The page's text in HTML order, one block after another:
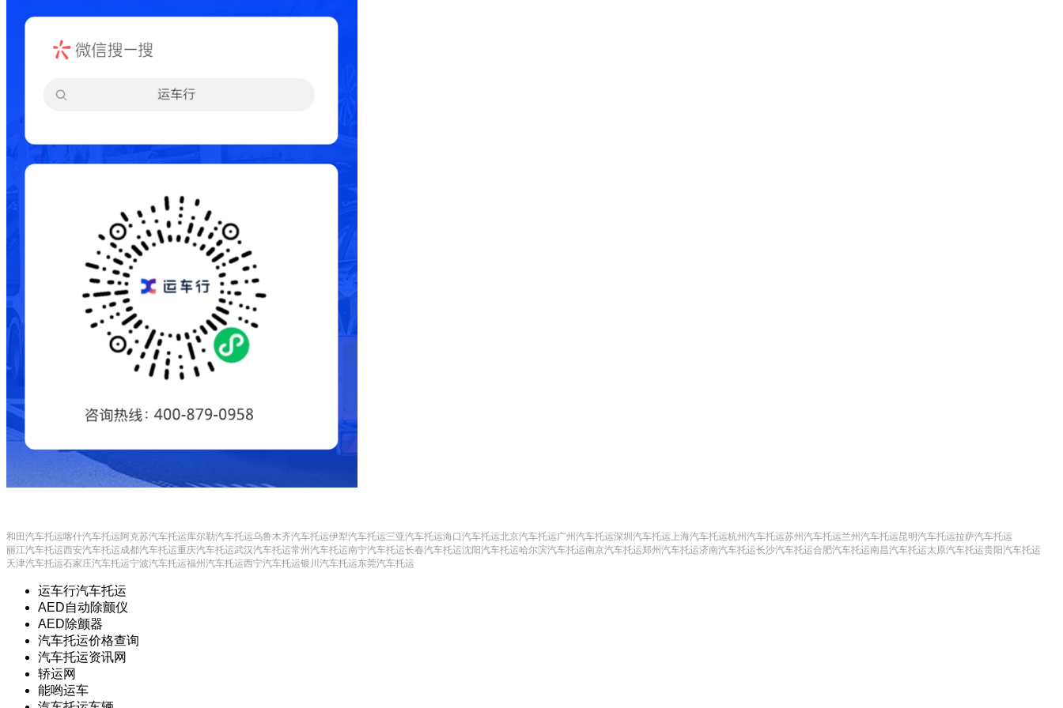
和田汽车托运喀什汽车托运阿克苏汽车托运库尔勒汽车托运乌鲁木齐汽车托运伊犁汽车托运三亚汽车托运海口汽车托运北京汽车托运广州汽车托运深圳汽车托运 上海汽车托运杭州汽车托运苏州汽车托运兰州汽车托运昆明汽车托运拉萨汽车托运
丽江汽车托运西安汽车托运成都汽车托运重庆汽车托运武汉汽车托运常州汽车托运南宁汽车托运长春汽车托运沈阳汽车托运哈尔滨汽车托运南京汽车托运郑州汽车托运济南汽车托运长沙汽车托运合肥汽车托运南昌汽车托运太原汽车托运贵阳汽车托运
天津汽车托运石家庄汽车托运宁波汽车托运福州汽车托运西宁汽车托运银川汽车托运东莞汽车托运
运车行汽车托运
AED自动除颤仪
AED除颤器
汽车托运价格查询
汽车托运资讯网
轿运网
能哟运车